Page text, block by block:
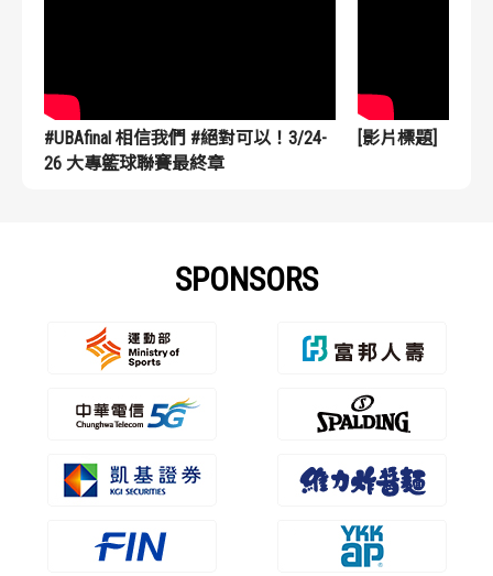
#UBAfinal 相信我們 #絕對可以！3/24-
26 大專籃球聯賽最終章
[影片標題]
SPONSORS